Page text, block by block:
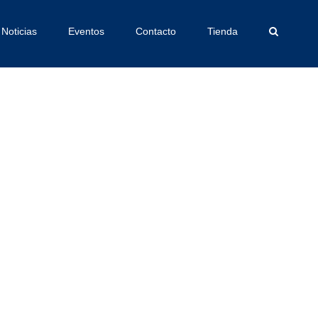
Noticias Eventos Contacto Tienda